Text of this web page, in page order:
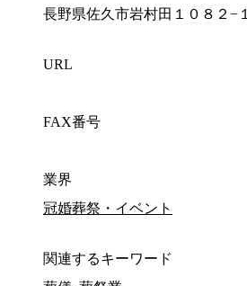
長野県佐久市岩村田１０８２−１
URL
FAX番号
業界
冠婚葬祭・イベント
関連するキーワード